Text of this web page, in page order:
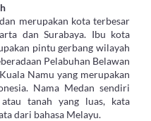
merupakan kota terbesar
dan Surabaya. Ibu kota
pintu gerbang wilayah
Pelabuhan Belawan
Namu yang merupakan
Nama Medan sendiri
tanah yang luas, kata
dari bahasa Melayu.